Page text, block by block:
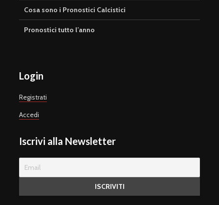
Cosa sono i Pronostici Calcistici
Pronostici tutto l’anno
Login
Registrati
Accedi
Iscrivi alla Newsletter